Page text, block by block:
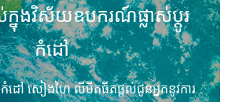
នុងវិស័យឧបករណ៍ផ្លាស់ប្តូរ
កំដៅ
កំដៅ សៀងហៃ លីមីតធីតផ្តល់ជូនអ្នកនូវការ